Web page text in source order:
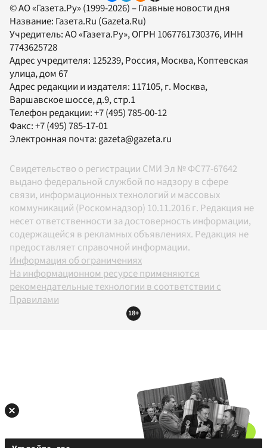
© АО «Газета.Ру» (1999-2026) – Главные новости дня
Название: Газета.Ru (Gazeta.Ru)
Учредитель:АО «Газета.Ру», ОГРН 1067761730376, ИНН
7743625728
Адрес учредителя: 125239, Россия, Москва, Коптевская
улица, дом 67
Адрес редакции и издателя: 117105, г. Москва,
Варшавское шоссе, д.9, стр.1
Телефон редакции:+7 (495) 785-00-12
Факс:+7 (495) 785-17-01
Электронная почта: gazeta@gazeta.ru
Свидетельство о регистрации СМИ Эл № ФС77-67642
выдано федеральной службой по надзору в сфере
связи, информационных технологий и массовых
коммуникаций (Роскомнадзор) 10.11.2016 г. Редакция не
несет ответственности за достоверность информации,
содержащейся в рекламных объявлениях. Редакция не
предоставляет справочной информации.
Информация об ограничениях
На информационном ресурсе применяются
рекомендательные технологии в соответствии с
Правилами
18+